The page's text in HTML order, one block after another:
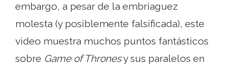
embargo, a pesar de la embriaguez
molesta (y posiblemente falsificada), este
video muestra muchos puntos fantásticos
sobre Game of Thronesy sus paralelos en